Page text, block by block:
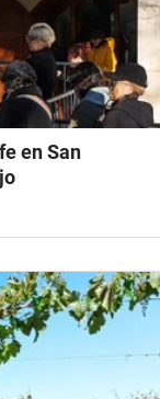
en San